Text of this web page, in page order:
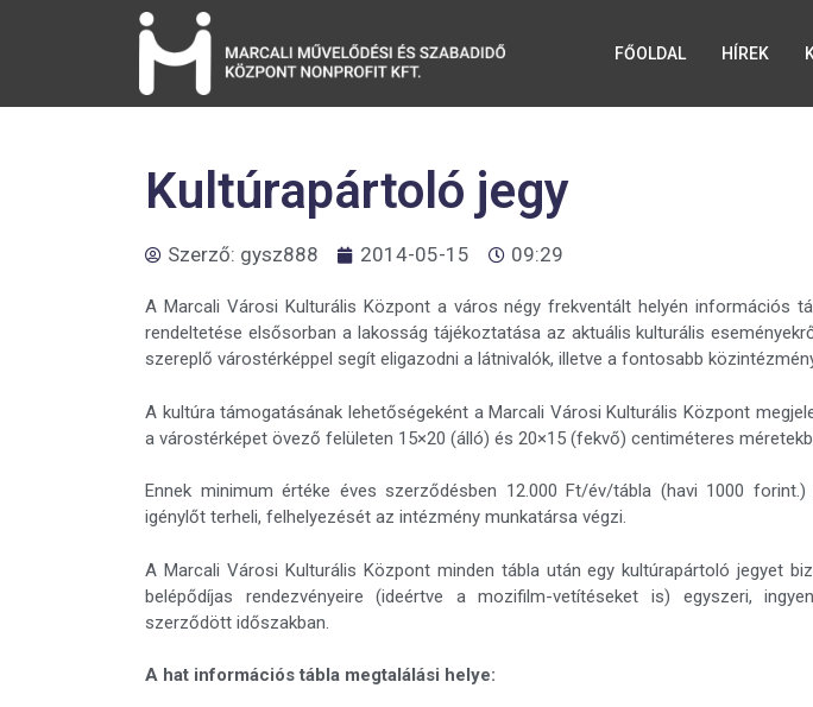
FŐOLDAL HÍREK
Kultúrapártoló jegy
Szerző: gysz888 2014-05-15 09:29
A Marcali Városi Kulturális Központ a város négy frekventált helyén információs
rendeltetése elsősorban a lakosság tájékoztatása az aktuális kulturális
szereplő várostérképpel segít eligazodni a látnivalók, illetve a fontosabb
A kultúra támogatásának lehetőségeként a Marcali Városi Kulturális Központ
a várostérképet övező felületen 15×20 (álló) és 20×15 (fekvő) centiméteres
Ennek minimum értéke éves szerződésben 12.000 Ft/év/tábla (havi 1000
igénylőt terheli, felhelyezését az intézmény munkatársa végzi.
A Marcali Városi Kulturális Központ minden tábla után egy kultúrapártoló jegyet
belépődíjas rendezvényeire (ideértve a mozifilm-vetítéseket is) egyszeri,
szerződött időszakban.
A hat információs tábla megtalálási helye: